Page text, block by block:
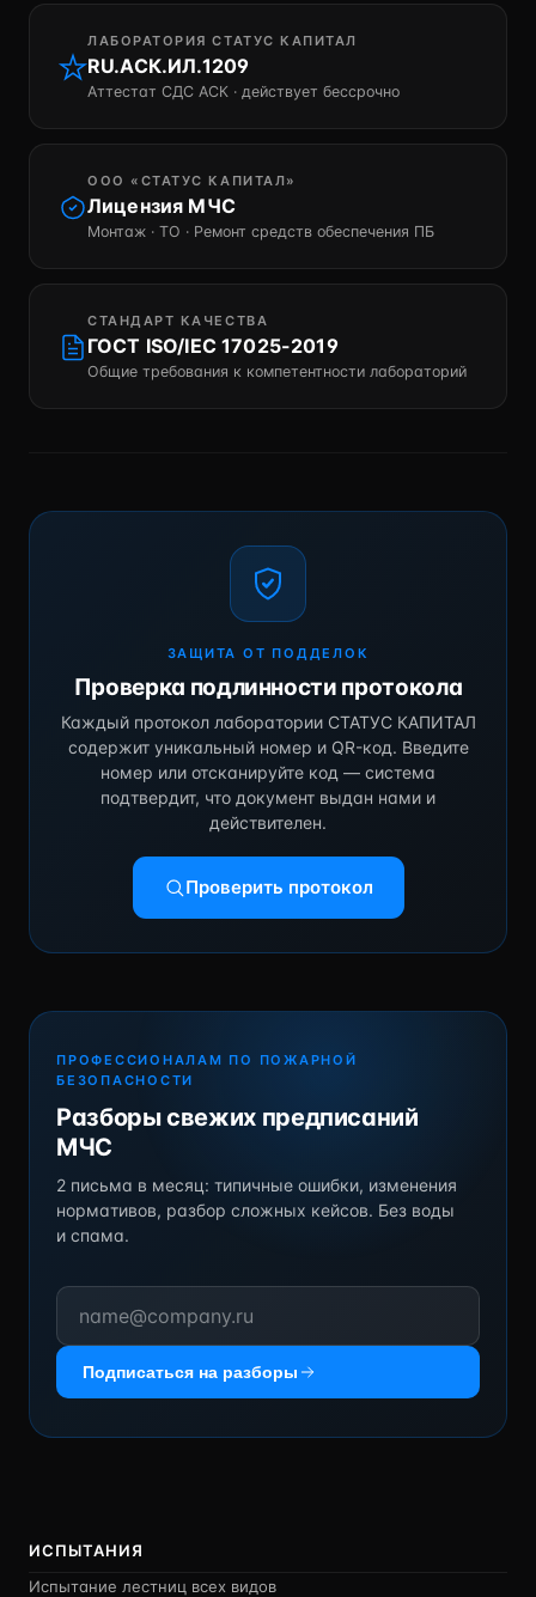
ЛАБОРАТОРИЯ СТАТУС КАПИТАЛ
RU.АСК.ИЛ.1209
Аттестат СДС АСК · действует бессрочно
ООО «СТАТУС КАПИТАЛ»
Лицензия МЧС
Монтаж · ТО · Ремонт средств обеспечения ПБ
СТАНДАРТ КАЧЕСТВА
ГОСТ ISO/IEC 17025-2019
Общие требования к компетентности лабораторий
ЗАЩИТА ОТ ПОДДЕЛОК
Проверка подлинности протокола
Каждый протокол лаборатории СТАТУС КАПИТАЛ
содержит уникальный номер и QR-код. Введите
номер или отсканируйте код — система
подтвердит, что документ выдан нами и
действителен.
Проверить протокол
ПРОФЕССИОНАЛАМ ПО ПОЖАРНОЙ
БЕЗОПАСНОСТИ
Разборы свежих предписаний
МЧС
2 письма в месяц: типичные ошибки, изменения
нормативов, разбор сложных кейсов. Без воды
и спама.
Подписаться на разборы
ИСПЫТАНИЯ
Испытание лестниц всех видов